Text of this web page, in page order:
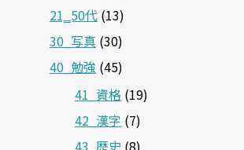
21‗50代 (13)
30_写真 (30)
40_勉強 (45)
41_資格 (19)
42_漢字 (7)